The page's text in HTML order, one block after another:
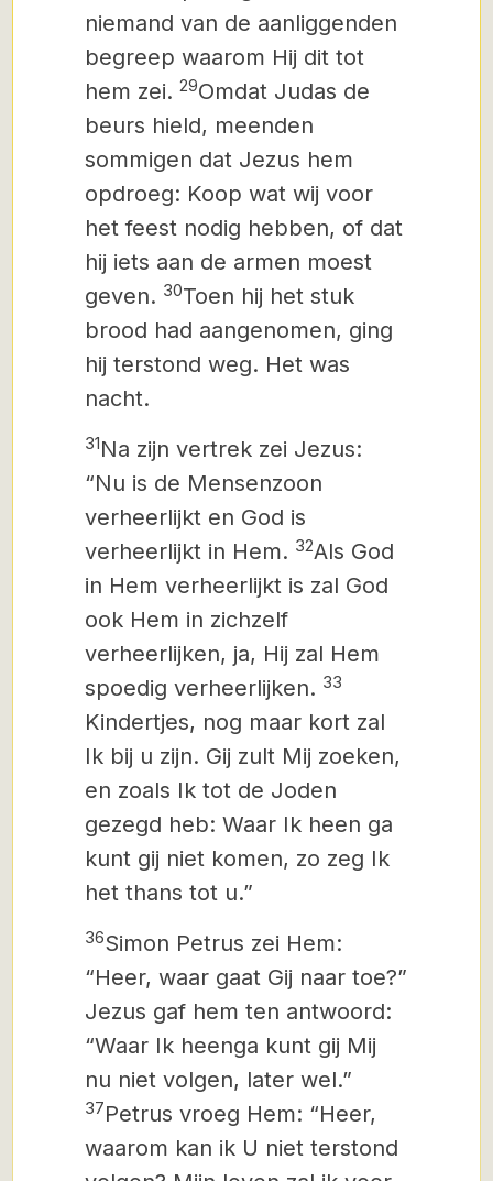
niemand van de aanliggenden
begreep waarom Hij dit tot
hem zei. 29Omdat Judas de
beurs hield, meenden
sommigen dat Jezus hem
opdroeg: Koop wat wij voor
het feest nodig hebben, of dat
hij iets aan de armen moest
geven. 30Toen hij het stuk
brood had aangenomen, ging
hij terstond weg. Het was
nacht.
31Na zijn vertrek zei Jezus:
“Nu is de Mensenzoon
verheerlijkt en God is
verheerlijkt in Hem. 32Als God
in Hem verheerlijkt is zal God
ook Hem in zichzelf
verheerlijken, ja, Hij zal Hem
spoedig verheerlijken. 33
Kindertjes, nog maar kort zal
Ik bij u zijn. Gij zult Mij zoeken,
en zoals Ik tot de Joden
gezegd heb: Waar Ik heen ga
kunt gij niet komen, zo zeg Ik
het thans tot u.”
36Simon Petrus zei Hem:
“Heer, waar gaat Gij naar toe?”
Jezus gaf hem ten antwoord:
“Waar Ik heenga kunt gij Mij
nu niet volgen, later wel.”
37Petrus vroeg Hem: “Heer,
waarom kan ik U niet terstond